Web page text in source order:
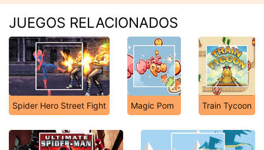
JUEGOS RELACIONADOS
Spider Hero Street Fight Magic Pom Train Tycoon